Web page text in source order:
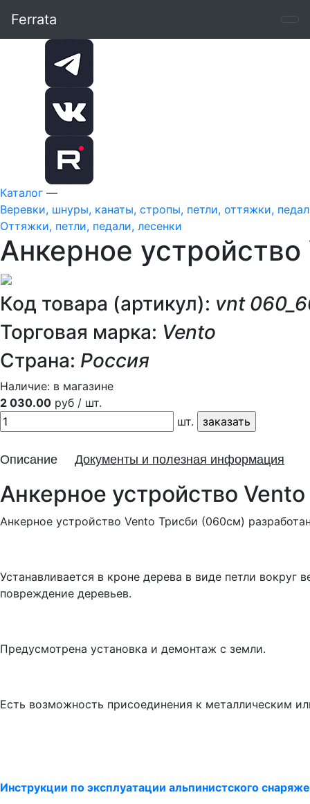
Ferrata
Каталог —
Веревки, шнуры, канаты, стропы, петли, оттяжки,
Оттяжки, петли, педали, лесенки
Анкерное
Код товара (артикул): vnt
Торговая марка: Vento
Страна: Россия
Наличие: в магазине
2 030.00 руб / шт.
шт.
Описание Документы и полезная информация
Анкерное устройство
Анкерное устройство Vento Трисби (060см)
Устанавливается в кроне дерева в виде петли
повреждение деревьев.
Предусмотрена установка и демонтаж с земли.
Есть возможность присоединения к металлическим
Инструкции по эксплуатации альпинистского